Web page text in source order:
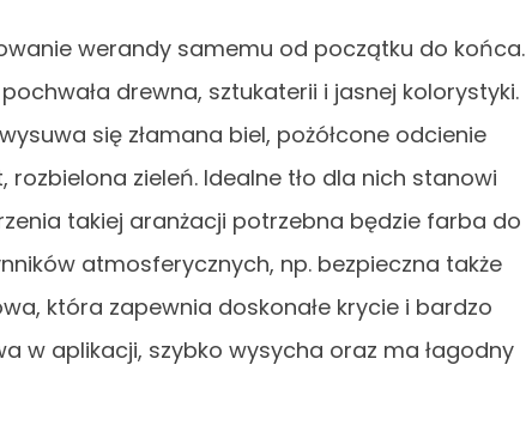
werandy samemu od początku do końca.
drewna, sztukaterii i jasnej kolorystyki.
się złamana biel, pożółcone odcienie
zieleń. Idealne tło dla nich stanowi
takiej aranżacji potrzebna będzie farba do
atmosferycznych, np. bezpieczna także
która zapewnia doskonałe krycie i bardzo
w aplikacji, szybko wysycha oraz ma łagodny